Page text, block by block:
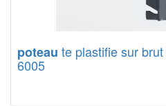
poteau te plastifie sur
6005